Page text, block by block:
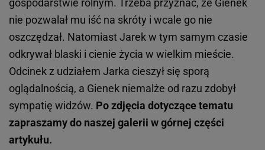
gospodarstwie rolnym. Trzeba przyznać, że Gienek
nie pozwalał mu iść na skróty i wcale go nie
oszczędzał. Natomiast Jarek w tym samym czasie
odkrywał blaski i cienie życia w wielkim mieście.
Odcinek z udziałem Jarka cieszył się sporą
oglądalnością, a Gienek niemalże od razu zdobył
sympatię widzów. Po zdjęcia dotyczące tematu
zapraszamy do naszej galerii w górnej części
artykułu.